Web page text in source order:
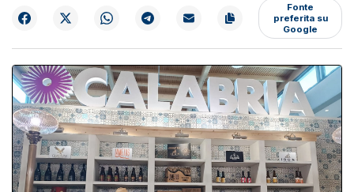
Fonte
preferita su
Google